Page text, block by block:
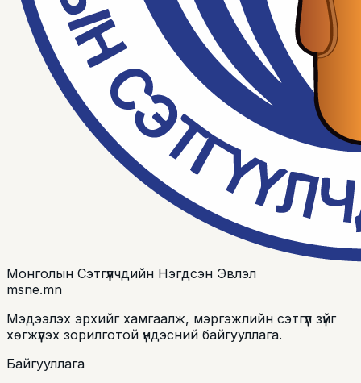
Монголын Сэтгүүлчдийн Нэгдсэн Эвлэл
msne.mn
Мэдээлэх эрхийг хамгаалж, мэргэжлийн сэтгүүл зүйг
хөгжүүлэх зорилготой үндэсний байгууллага.
Байгууллага